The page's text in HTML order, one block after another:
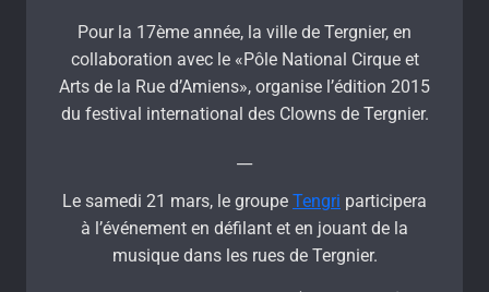
Pour la 17ème année, la ville de Tergnier, en
collaboration avec le «Pôle National Cirque et
Arts de la Rue d’Amiens», organise l’édition 2015
du festival international des Clowns de Tergnier.
Le samedi 21 mars, le groupe Tengri participera
à l’événement en défilant et en jouant de la
musique dans les rues de Tergnier.